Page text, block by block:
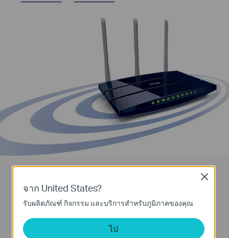
เชื่อมต่อผ่านสายความเร็วสูง
5 Gigabit Ports + 800Mbps
Hardware NAT
จาก United States?
รับผลิตภัณฑ์ กิจกรรม และบริการสำหรับภูมิภาคของคุณ
ไป
Close